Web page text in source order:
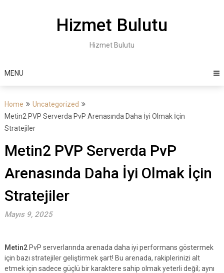
Hizmet Bulutu
Hizmet Bulutu
MENU
Home
Uncategorized
Metin2 PVP Serverda PvP Arenasında Daha İyi Olmak İçin
Stratejiler
Metin2 PVP Serverda PvP
Arenasında Daha İyi Olmak İçin
Stratejiler
Mayıs 9, 2025
Metin2PvP serverlarında arenada daha iyi performans göstermek
için bazı stratejiler geliştirmek şart! Bu arenada, rakiplerinizi alt
etmek için sadece güçlü bir karaktere sahip olmak yeterli değil; aynı